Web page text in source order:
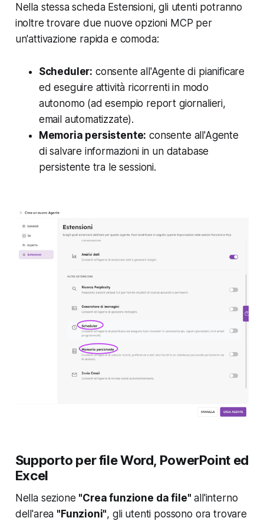
Nella stessa scheda Estensioni, gli utenti potranno
inoltre trovare due nuove opzioni MCP per
un'attivazione rapida e comoda:
Scheduler: consente all'Agente di pianificare
ed eseguire attività ricorrenti in modo
autonomo (ad esempio report giornalieri,
email automatizzate).
Memoria persistente: consente all'Agente
di salvare informazioni in un database
persistente tra le sessioni.
Supporto per file Word, PowerPoint ed
Excel
Nella sezione "Crea funzione da file" all'interno
dell'area "Funzioni", gli utenti possono ora trovare